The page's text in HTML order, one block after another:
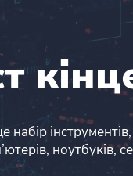
набір
ноутбуків,